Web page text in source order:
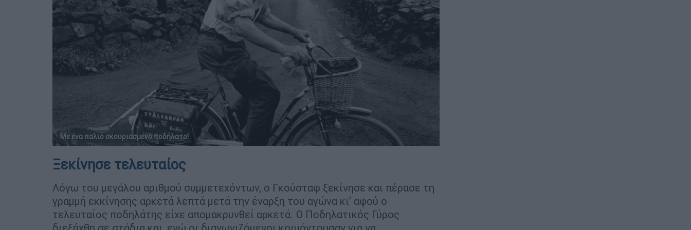
Με ένα παλιό σκουριασμένο ποδήλατο!
Ξεκίνησε τελευταίος
Λόγω του μεγάλου αριθμού συμμετεχόντων, ο Γκούσταφ ξεκίνησε και πέρασε τη
γραμμή εκκίνησης αρκετά λεπτά μετά την έναρξη του αγώνα κι’ αφού ο
τελευταίος ποδηλάτης είχε απομακρυνθεί αρκετά. Ο Ποδηλατικός Γύρος